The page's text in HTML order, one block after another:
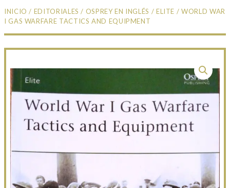
INICIO / EDITORIALES / OSPREY EN INGLÉS / ELITE / WORLD WAR
I GAS WARFARE TACTICS AND EQUIPMENT